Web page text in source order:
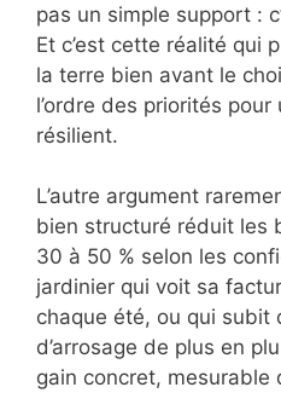
pas un simple support :
Et c’est cette réalité qui
la terre bien avant le
l’ordre des priorités pour
résilient.
L’autre argument
bien structuré réduit les
30 à 50 % selon les
jardinier qui voit sa
chaque été, ou qui subit
d’arrosage de plus en
gain concret, mesurable